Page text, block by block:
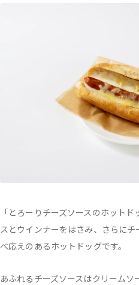
「とろーりチーズソースのホット
スとウインナーをはさみ、さらに
べ応えのあるホットドッグです。
あふれるチーズソースはクリームソ